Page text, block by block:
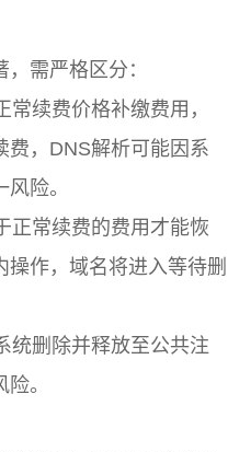
需严格区分：
续费价格补缴费用，
费，DNS解析可能因系
险。
正常续费的费用才能恢
作，域名将进入等待删
统删除并释放至公共注
。